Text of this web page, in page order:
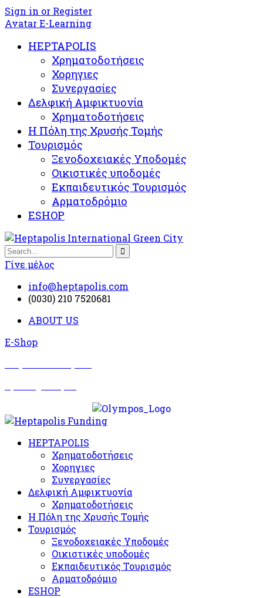
Sign in or Register
Avatar E-Learning
HEPTAPOLIS
Χρηματοδοτήσεις
Χορηγιες
Συνεργασίες
Δελφική Αμφικτυονία
Χρηματοδοτήσεις
Η Πόλη της Χρυσής Τομής
Τουρισμός
Ξενοδοχειακές Υποδομές​
Oικιστικές υποδομές
Εκπαιδευτικός Τουρισμός
Αρματοδρόμιο
ESHOP
Γίνε μέλος
info@heptapolis.com
(0030) 210 7520681
ABOUT US
E-Shop
HEPTAPOLIS
Χρηματοδοτήσεις
Χορηγιες
Συνεργασίες
Δελφική Αμφικτυονία
Χρηματοδοτήσεις
Η Πόλη της Χρυσής Τομής
Τουρισμός
Ξενοδοχειακές Υποδομές​
Oικιστικές υποδομές
Εκπαιδευτικός Τουρισμός
Αρματοδρόμιο
ESHOP